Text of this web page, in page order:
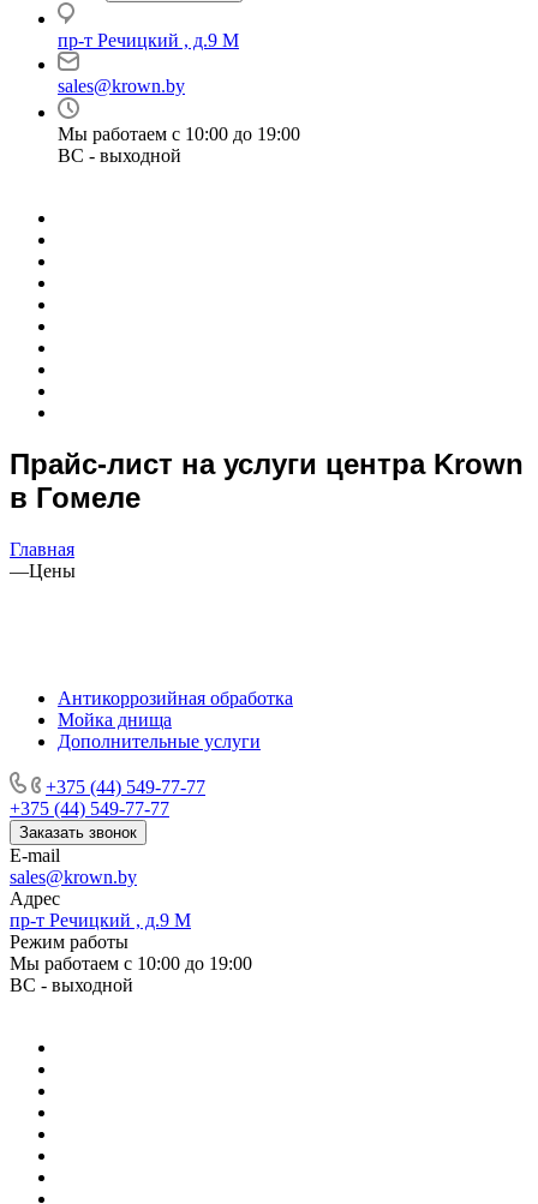
пр-т Речицкий , д.9 М
sales@krown.by
Мы работаем с 10:00 до 19:00
ВС - выходной
Прайс-лист на услуги центра Krown
в Гомеле
Главная
—Цены
Антикоррозийная обработка
Мойка днища
Дополнительные услуги
+375 (44) 549-77-77
+375 (44) 549-77-77
Заказать звонок
E-mail
sales@krown.by
Адрес
пр-т Речицкий , д.9 М
Режим работы
Мы работаем с 10:00 до 19:00
ВС - выходной